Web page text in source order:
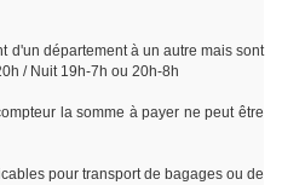
d'un département à un autre mais sont
/ Nuit 19h-7h ou 20h-8h
la somme à payer ne peut être
pour transport de bagages ou de